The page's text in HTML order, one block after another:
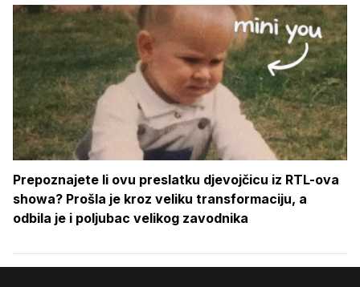
Prepoznajete li ovu preslatku djevojčicu iz RTL-ova
showa? Prošla je kroz veliku transformaciju, a
odbila je i poljubac velikog zavodnika